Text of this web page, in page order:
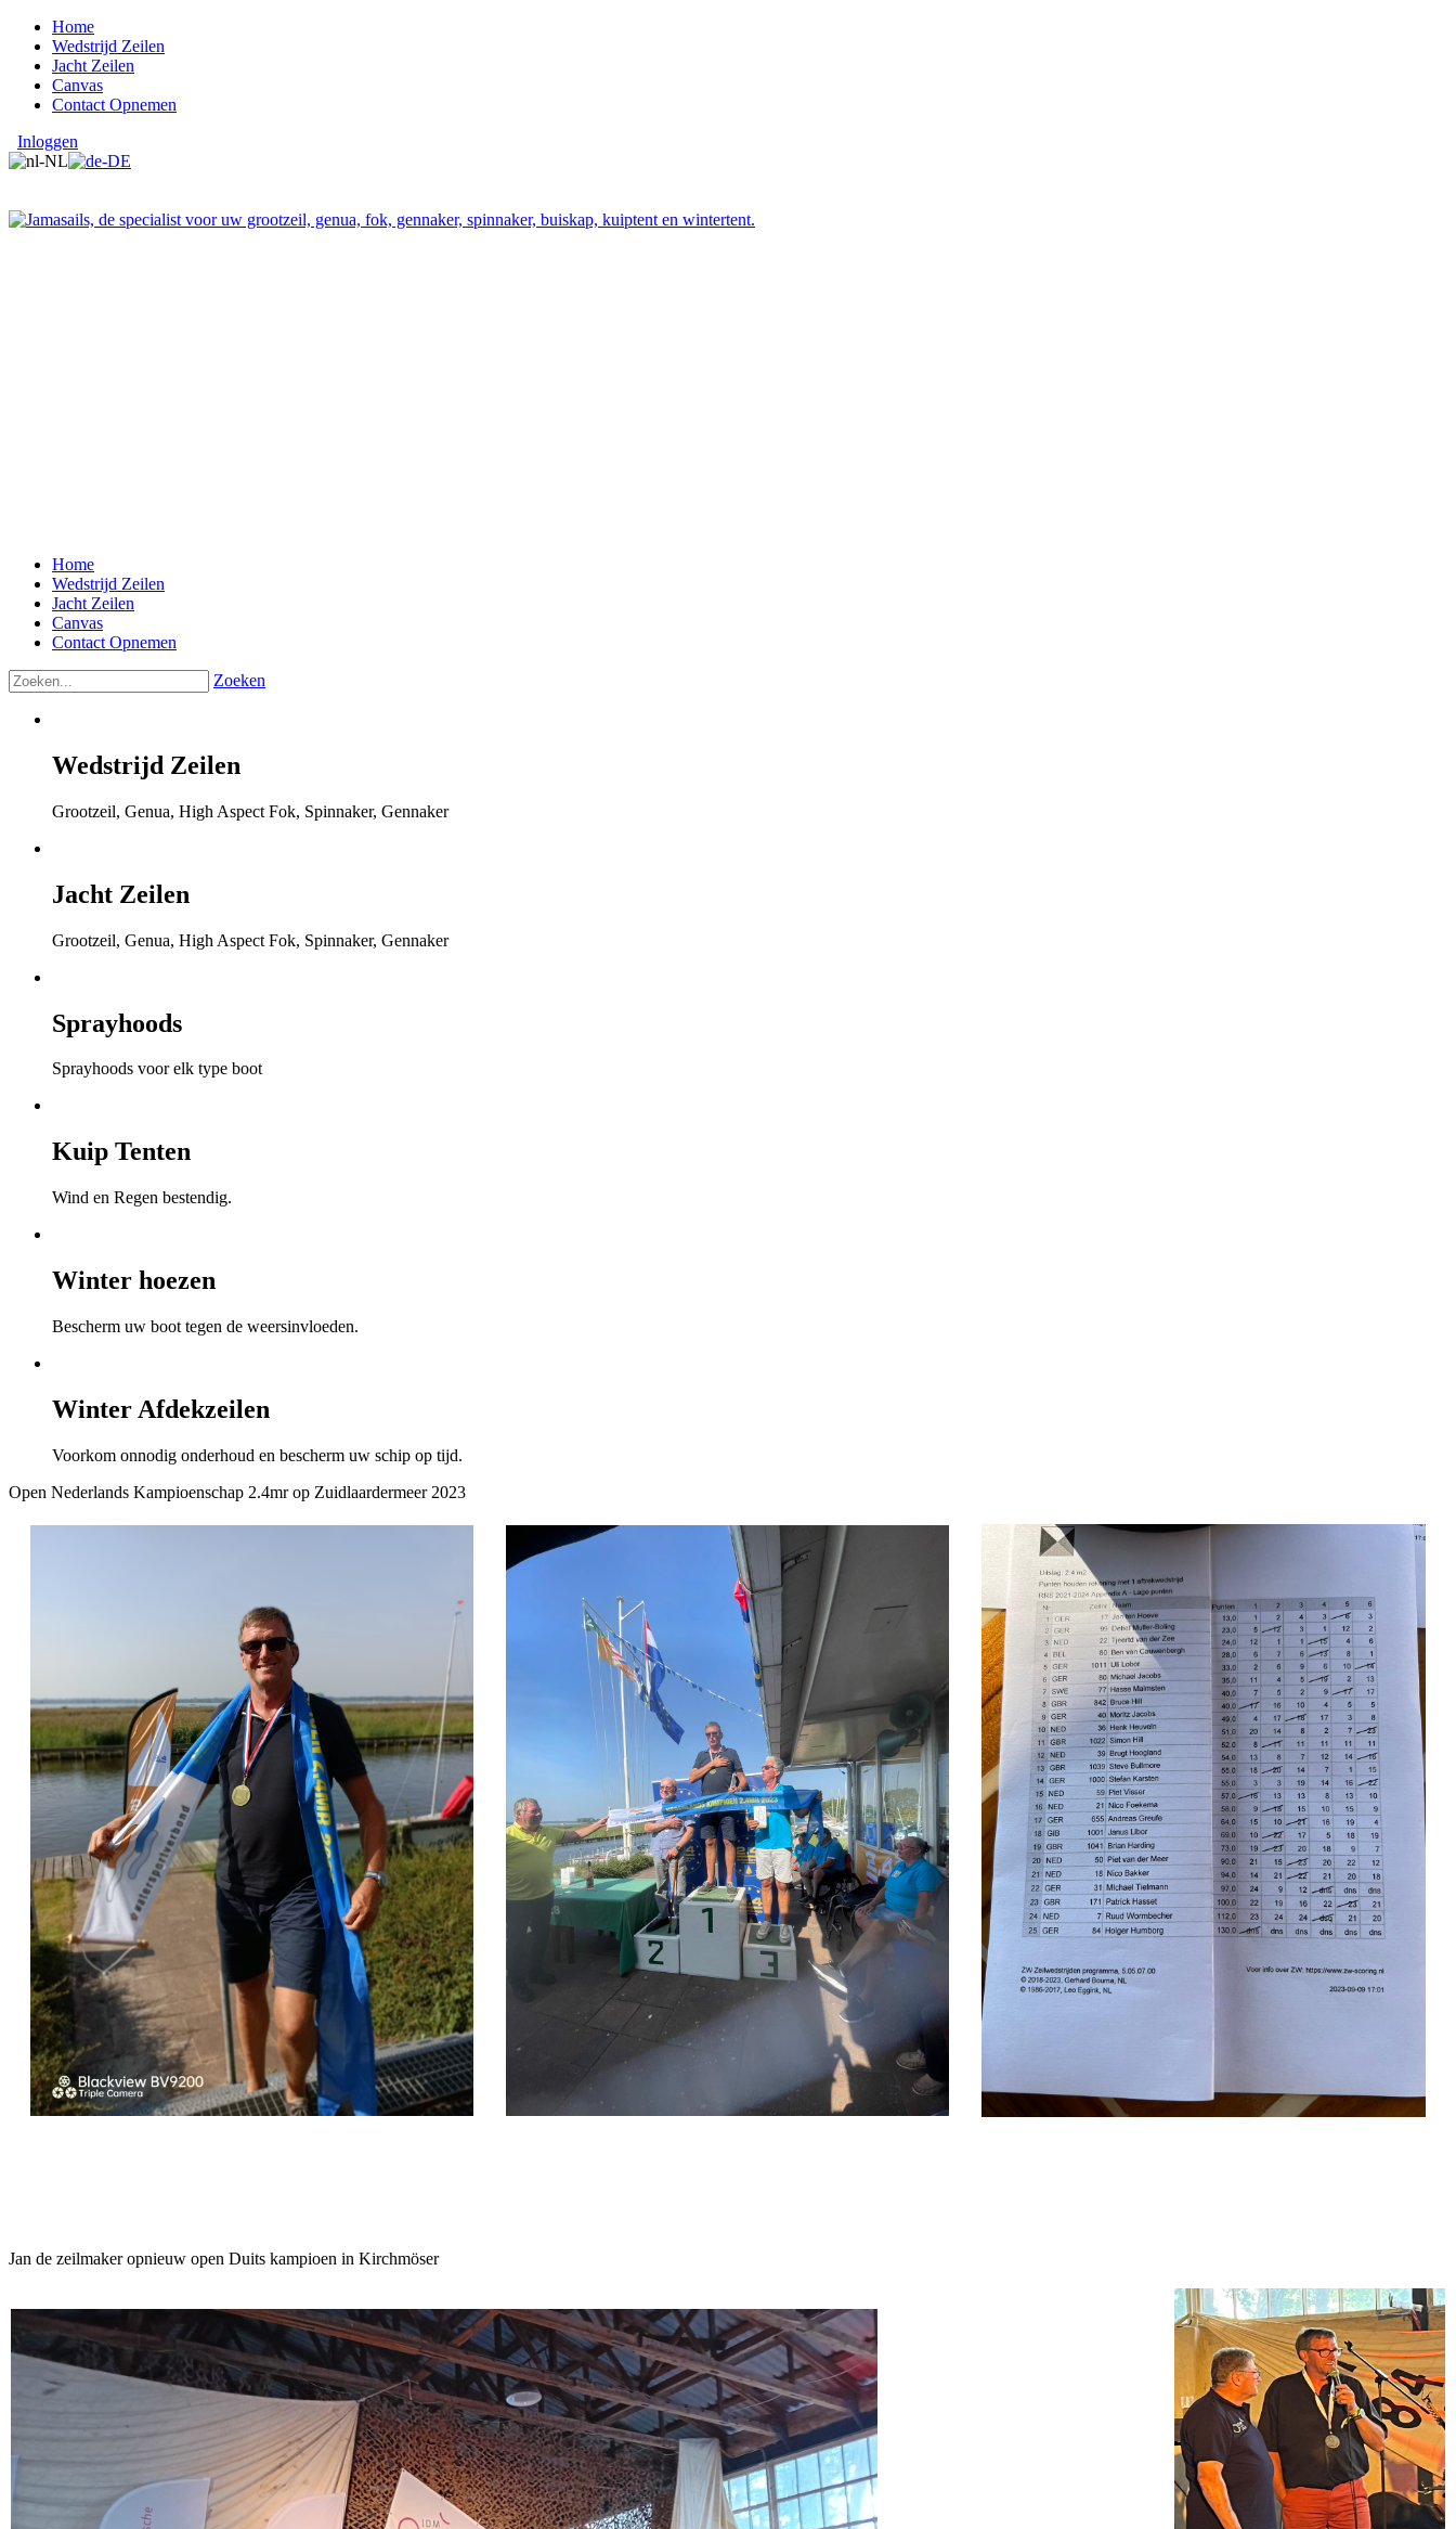
Home
Wedstrijd Zeilen
Jacht Zeilen
Canvas
Contact Opnemen
Inloggen
Home
Wedstrijd Zeilen
Jacht Zeilen
Canvas
Contact Opnemen
Zoeken
Wedstrijd Zeilen
Grootzeil, Genua, High Aspect Fok, Spinnaker, Gennaker
Jacht Zeilen
Grootzeil, Genua, High Aspect Fok, Spinnaker, Gennaker
Sprayhoods
Sprayhoods voor elk type boot
Kuip Tenten
Wind en Regen bestendig.
Winter hoezen
Bescherm uw boot tegen de weersinvloeden.
Winter Afdekzeilen
Voorkom onnodig onderhoud en bescherm uw schip op tijd.
Open Nederlands Kampioenschap 2.4mr op Zuidlaardermeer 2023
Jan de zeilmaker opnieuw open Duits kampioen in Kirchmöser